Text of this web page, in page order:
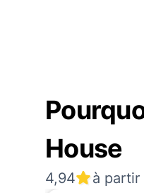
House
4,94 à partir